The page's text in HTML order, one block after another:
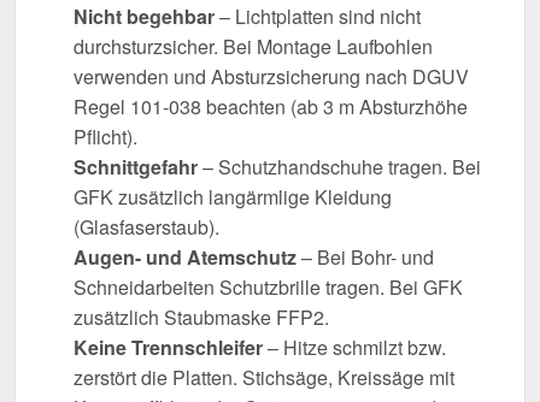
Nicht begehbar– Lichtplatten sind nicht
durchsturzsicher. Bei Montage Laufbohlen
verwenden und Absturzsicherung nach DGUV
Regel 101-038 beachten (ab 3 m Absturzhöhe
Pflicht).
Schnittgefahr– Schutzhandschuhe tragen. Bei
GFK zusätzlich langärmlige Kleidung
(Glasfaserstaub).
Augen- und Atemschutz– Bei Bohr- und
Schneidarbeiten Schutzbrille tragen. Bei GFK
zusätzlich Staubmaske FFP2.
Keine Trennschleifer– Hitze schmilzt bzw.
zerstört die Platten. Stichsäge, Kreissäge mit